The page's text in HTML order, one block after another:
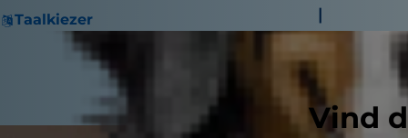
Taalkiezer
Vind
|
November